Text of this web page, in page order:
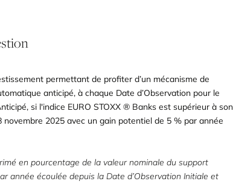
permettant de profiter d’un mécanisme de
anticipé, à chaque Date d’Observation pour le
si l'indice EURO STOXX ® Banks est supérieur à son
novembre 2025 avec un gain potentiel de 5 % par année
en pourcentage de la valeur nominale du support
année écoulée depuis la Date d’Observation Initiale et